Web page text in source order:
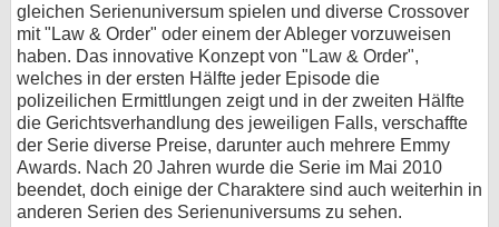
gleichen Serienuniversum spielen und diverse Crossover
mit "Law & Order" oder einem der Ableger vorzuweisen
haben. Das innovative Konzept von "Law & Order",
welches in der ersten Hälfte jeder Episode die
polizeilichen Ermittlungen zeigt und in der zweiten Hälfte
die Gerichtsverhandlung des jeweiligen Falls, verschaffte
der Serie diverse Preise, darunter auch mehrere Emmy
Awards. Nach 20 Jahren wurde die Serie im Mai 2010
beendet, doch einige der Charaktere sind auch weiterhin in
anderen Serien des Serienuniversums zu sehen.
bei Facebook
Kontakt
Nutzungsbedingungen
Datenschutz